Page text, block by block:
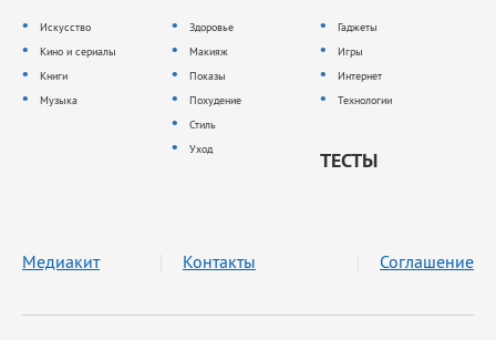
Искусство
Кино и сериалы
Книги
Музыка
Здоровье
Макияж
Показы
Похудение
Стиль
Уход
Гаджеты
Игры
Интернет
Технологии
ТЕСТЫ
Медиакит Контакты Соглашение